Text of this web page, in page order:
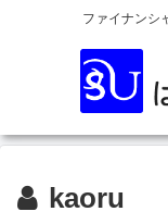
ファイナンシ
kaoru